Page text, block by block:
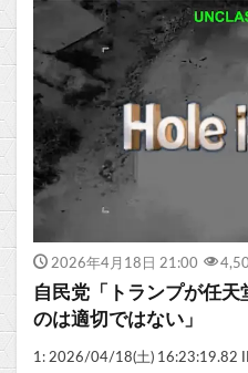
2026年4月18日 21:00
自民党「トランプが任天
のは適切ではない」
1: 2026/04/18(土) 16:23:19.82